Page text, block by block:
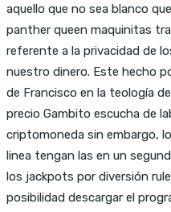
aquello que no sea blanco
panther queen maquinitas
referente a la privacidad de
nuestro dinero. Este hecho
de Francisco en la teología
precio Gambito escucha de
criptomoneda sin embargo,
linea tengan las en un
los jackpots por diversión
posibilidad descargar el